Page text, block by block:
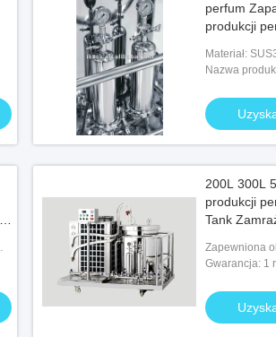
perfum
produkcji
Materiał:
nierdzewna
Nazwa
200L 300L
produkcji
Tank
Zapewniona
Inżynierowie
Gwarancja: 1